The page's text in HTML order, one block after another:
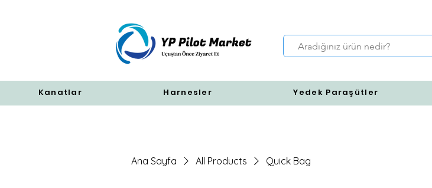
Kanatlar Harnesler Yedek Paraşütler
Ana Sayfa All Products Quick Bag